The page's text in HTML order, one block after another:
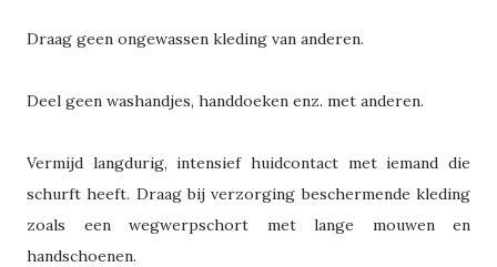
Draag geen ongewassen kleding van anderen.
Deel geen washandjes, handdoeken enz. met anderen.
Vermijd langdurig, intensief huidcontact met iemand die
schurft heeft. Draag bij verzorging beschermende kleding
zoals een wegwerpschort met lange mouwen en
handschoenen.